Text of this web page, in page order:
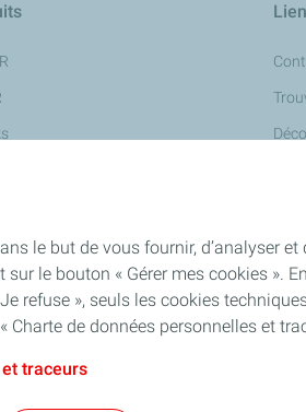
l'industrie chimique
le but de vous fournir, d’analyser
le bouton « Gérer mes cookies ».
refuse », seuls les cookies
de données personnelles et
traceurs